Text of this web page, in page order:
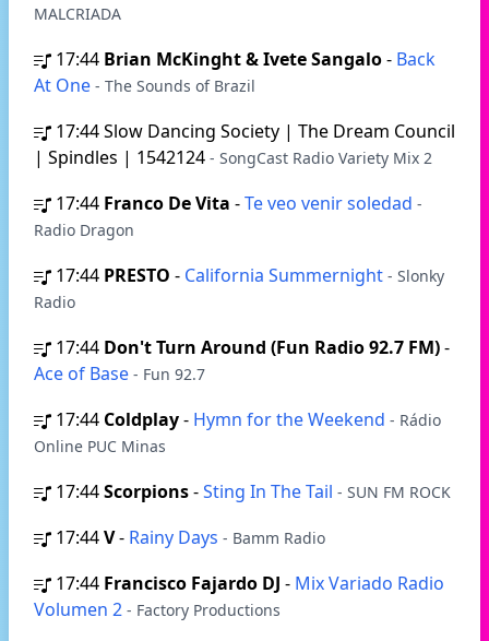
MALCRIADA
17:44 Brian McKinght & Ivete Sangalo- Back
At One - The Sounds of Brazil
17:44Slow Dancing Society | The Dream Council
| Spindles | 1542124 - SongCast Radio Variety Mix 2
17:44 Franco De Vita -Te veo venir soledad -
Radio Dragon
17:44 PRESTO - California Summernight - Slonky
Radio
17:44 Don't Turn Around (Fun Radio 92.7 FM)-
Ace of Base - Fun 92.7
17:44 Coldplay- Hymn for the Weekend - Rádio
Online PUC Minas
17:44Scorpions-Sting In The Tail - SUN FM ROCK
17:44V- Rainy Days - Bamm Radio
17:44 Francisco Fajardo DJ - Mix Variado Radio
Volumen 2 - Factory Productions